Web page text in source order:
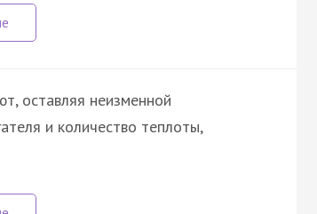
оставляя неизменной
и количество теплоты,